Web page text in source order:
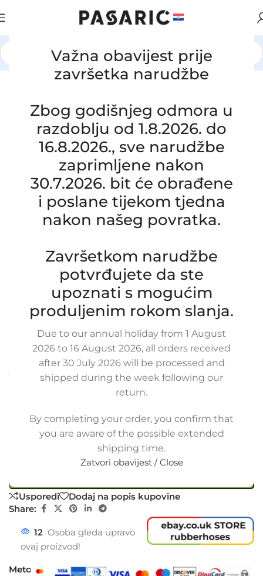
Važna obavijest prije
završetka narudžbe
Zbog godišnjeg odmora u
razdoblju od 1.8.2026. do
16.8.2026., sve narudžbe
zaprimljene nakon
30.7.2026. bit će obrađene
i poslane tijekom tjedna
nakon našeg povratka.
Završetkom narudžbe
potvrđujete da ste
upoznati s mogućim
produljenim rokom slanja.
Due to our annual holiday from 1 August
2026 to 16 August 2026, all orders received
after 30 July 2026 will be processed and
shipped during the week following our
return.
By completing your order, you confirm that
you are aware of the possible extended
shipping time.
Zatvori obavijest / Close
AUTOMOBILI / HYUNDAI / KIA
Zamjensko crijevo hladnjaka motora
HYUNDAI GALLOPER I 2.5 TD / TCID,
MITSUBISHI PAJERO II 2,5 TD,
MB538828A, HR173002, 153-12021
8-2-4/OB
Stanje:Novo | Garancija: 5 god jamstva
Dostupno uz narudžbu (isti ili sljedeći radni dan)
Dodaj u košaricu
Usporedi
Dodaj na popis kupovine
Share:
12 Osoba gleda upravo
ovaj proizvod!
Metode